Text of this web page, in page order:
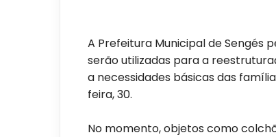
A Prefeitura Municipal de Sengés
serão utilizadas para a
a necessidades básicas das
feira, 30.
No momento, objetos como